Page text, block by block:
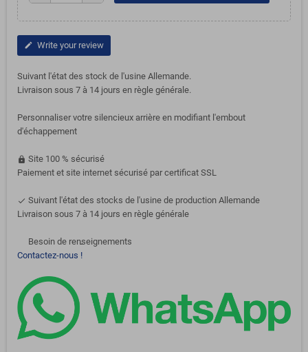
edit Write your review
Suivant l'état des stock de l'usine Allemande.
Livraison sous 7 à 14 jours en règle générale.
Personnaliser votre silencieux arrière en modifiant l'embout
d'échappement
https Site 100 % sécurisé
Paiement et site internet sécurisé par certificat SSL
done Suivant l'état des stocks de l'usine de production Allemande
Livraison sous 7 à 14 jours en règle générale
support-agent
Besoin de renseignements
Contactez-nous !